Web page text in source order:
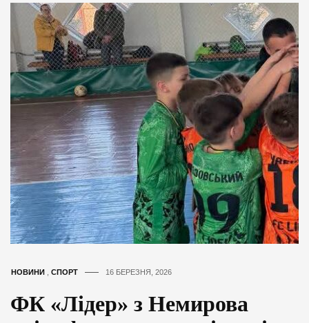
НОВИНИ СПОРТ 16 БЕРЕЗНЯ, 2026
ФК «Лідер» з Немирова